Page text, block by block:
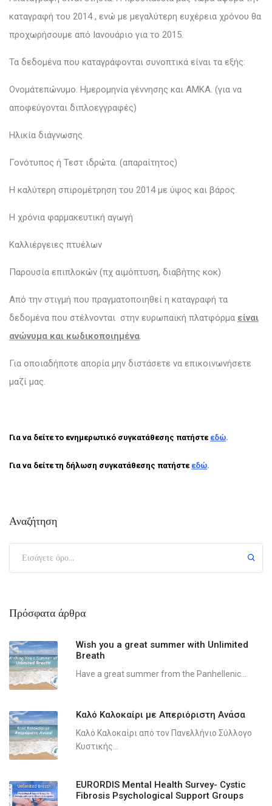
καταγραφή του 2014 , ενώ με μεγαλύτερη ευχέρεια χρόνου θα
προχωρήσουμε από Ιανουάριο για το 2015.
Τα δεδομένα που καταγράφονται συνοπτικά είναι τα εξής:
Ονομάτεπώνυμο. Ημερομηνία γέννησης και ΑΜΚΑ. (για να
αποφεύγονται διπλοεγγραφές)
Ηλικία διάγνωσης.
Γονότυπος ή Τεστ ιδρώτα. (απαραίτητος)
Η καλύτερη σπιρομέτρηση του 2014 με ύψος και βάρος.
Η χρόνια φαρμακευτική αγωγή
Καλλιέργειες πτυέλων
Παρουσία επιπλοκών (πχ αιμόπτυση, διαβήτης κοκ)
Από την στιγμή που πραγματοποιηθεί η καταγραφή τα
δεδομένα που στέλνονται στην ευρωπαϊκή πλατφόρμα είναι
ανώνυμα και κωδικοποιημένα.
Για οποιαδήποτε απορία μην διστάσετε να επικοινωνήσετε
μαζί μας.
Για να δείτε το ενημερωτικό συγκατάθεσης πατήστε εδώ.
Για να δείτε τη δήλωση συγκατάθεσης πατήστε εδώ.
Αναζήτηση
Πρόσφατα άρθρα
Wish you a great summer with Unlimited
Breath
Have a great summer from the Panhellenic...
Καλό Καλοκαίρι με Απεριόριστη Ανάσα
Καλό Καλοκαίρι από τον Πανελλήνιο Σύλλογο
Κυστικής...
EURORDIS Mental Health Survey- Cystic
Fibrosis Psychological Support Groups